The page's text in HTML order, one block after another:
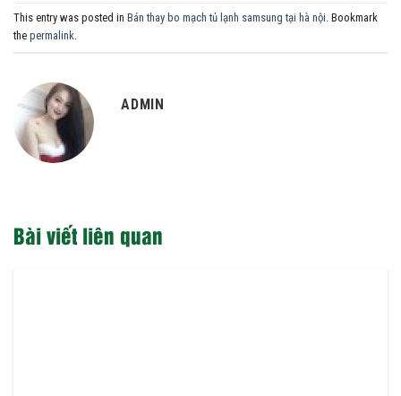
This entry was posted in Bán thay bo mạch tủ lạnh samsung tại hà nội. Bookmark
the permalink.
ADMIN
Bài viết liên quan